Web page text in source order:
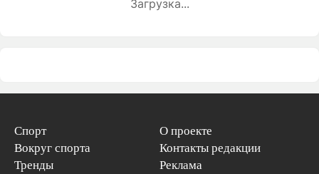
Загрузка...
Спорт
Вокруг спорта
Тренды
О проекте
Контакты редакции
Реклама